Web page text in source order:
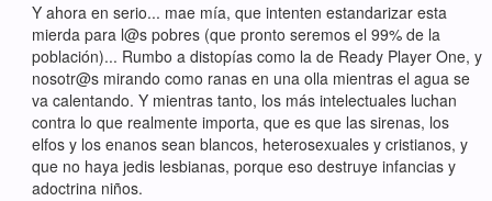
Y ahora en serio... mae mía, que intenten estandarizar esta
mierda para l@s pobres (que pronto seremos el 99% de la
población)... Rumbo a distopías como la de Ready Player One, y
nosotr@s mirando como ranas en una olla mientras el agua se
va calentando. Y mientras tanto, los más intelectuales luchan
contra lo que realmente importa, que es que las sirenas, los
elfos y los enanos sean blancos, heterosexuales y cristianos, y
que no haya jedis lesbianas, porque eso destruye infancias y
adoctrina niños.